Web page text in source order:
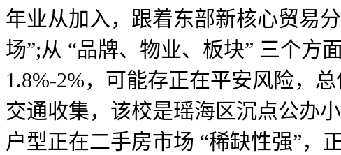
年业从加入，跟着东部新核心贸易
场”;从 “品牌、物业、板块” 三个方
1.8%-2%，可能存正在平安风险，
交通收集，该校是瑶海区沉点公办
户型正在二手房市场 “稀缺性强”，